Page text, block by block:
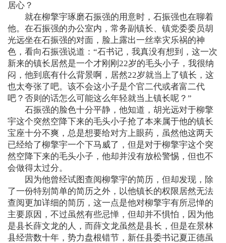
居心？
就在柳擎宇琢磨石振强的用意时，石振强也在聊着
他。在石振强的办公室内，常务副镇长、镇党委委员胡
光远坐在石振强的对面，脸上露出一丝幸灾乐祸的神
色，看向石振强说道：“石书记，我真没有想到，这一次
新来的镇长居然是一个才刚刚22岁的毛头小子，我很纳
闷，他到底有什么背景啊，居然22岁就当上了镇长，这
也太夸张了吧。该不会这小子是个官二代或者富二代
吧？否则的话怎么可能这么年轻就当上镇长呢？”
石振强的脸色十分平静，他知道，胡光远对于柳擎
宇这个突然空降下来的毛头小子抢了本来属于他的镇长
宝座十分不爽，总是想要给对方上眼药，虽然他这两天
已经给了柳擎宇一个下马威了，但是对于柳擎宇这个突
然空降下来的毛头小子，他却并没有放松警惕，但也不
会做得太过分。
因为他曾经试图查阅柳擎宇的简历，但却发现，除
了一份特别简单的简历之外，以他镇长的权限居然无法
查阅更加详细的简历，这一点是他对柳擎宇有所忌惮的
主要原因，不过虽然有些忌惮，但却并不惧怕，因为他
是县长薛文龙的人，而薛文龙虽然是县长，但是在景林
县经营数十年，势力盘根错节，新任县委书记夏正德虽